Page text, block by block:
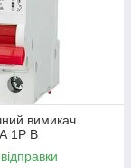
вимикач
1P В